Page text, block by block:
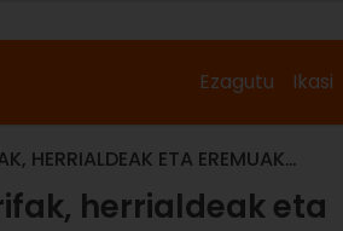
Ezagutu Ikasi
HERRIALDEAK ETA EREMUAK…
herrialdeak eta